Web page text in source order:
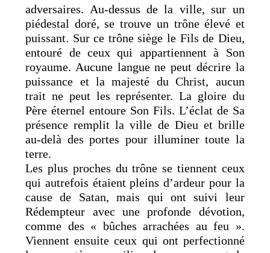
adversaires. Au-dessus de la ville, sur un
piédestal doré, se trouve un trône élevé et
puissant. Sur ce trône siège le Fils de Dieu,
entouré de ceux qui appartiennent à Son
royaume. Aucune langue ne peut décrire la
puissance et la majesté du Christ, aucun
trait ne peut les représenter. La gloire du
Père éternel entoure Son Fils. L’éclat de Sa
présence remplit la ville de Dieu et brille
au-delà des portes pour illuminer toute la
terre.
Les plus proches du trône se tiennent ceux
qui autrefois étaient pleins d’ardeur pour la
cause de Satan, mais qui ont suivi leur
Rédempteur avec une profonde dévotion,
comme des « bûches arrachées au feu ».
Viennent ensuite ceux qui ont perfectionné